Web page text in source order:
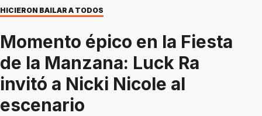
HICIERON BAILAR A TODOS
Momento épico en la Fiesta
de la Manzana: Luck Ra
invitó a Nicki Nicole al
escenario